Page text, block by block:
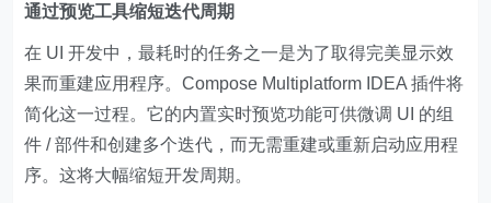
通过预览工具缩短迭代周期
在 UI 开发中，最耗时的任务之一是为了取得完美显示效
果而重建应用程序。Compose Multiplatform IDEA 插件将
简化这一过程。它的内置实时预览功能可供微调 UI 的组
件 / 部件和创建多个迭代，而无需重建或重新启动应用程
序。这将大幅缩短开发周期。